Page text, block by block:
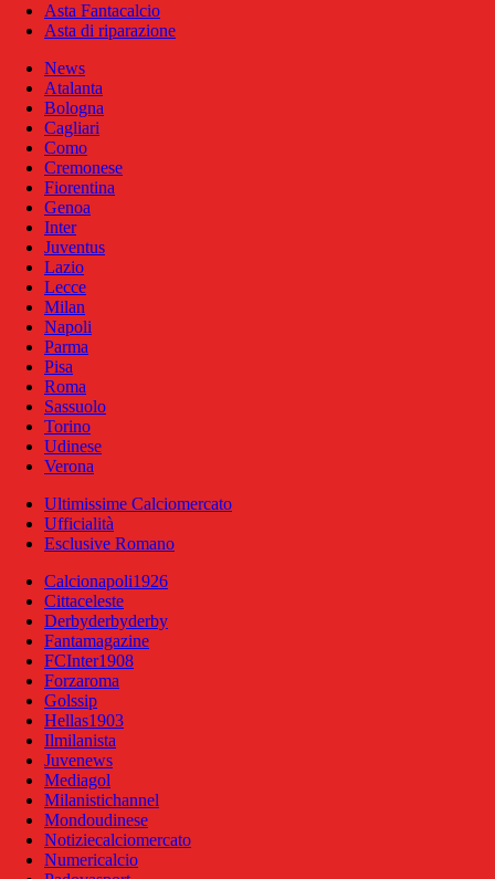
Asta Fantacalcio
Asta di riparazione
News
Atalanta
Bologna
Cagliari
Como
Cremonese
Fiorentina
Genoa
Inter
Juventus
Lazio
Lecce
Milan
Napoli
Parma
Pisa
Roma
Sassuolo
Torino
Udinese
Verona
Ultimissime Calciomercato
Ufficialità
Esclusive Romano
Calcionapoli1926
Cittaceleste
Derbyderbyderby
Fantamagazine
FCInter1908
Forzaroma
Golssip
Hellas1903
Ilmilanista
Juvenews
Mediagol
Milanistichannel
Mondoudinese
Notiziecalciomercato
Numericalcio